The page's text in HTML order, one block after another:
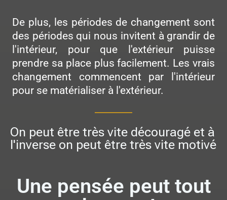
De plus, les périodes de changement sont
des périodes qui nous invitent à grandir de
l'intérieur, pour que l'extérieur puisse
prendre sa place plus facilement. Les vrais
changement commencent par l'intérieur
pour se matérialiser à l'extérieur.
On peut être très vite découragé et à
l'inverse on peut être très vite motivé
Une pensée peut tout